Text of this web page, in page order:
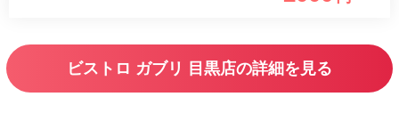
ビストロ ガブリ 目黒店の詳細を見る